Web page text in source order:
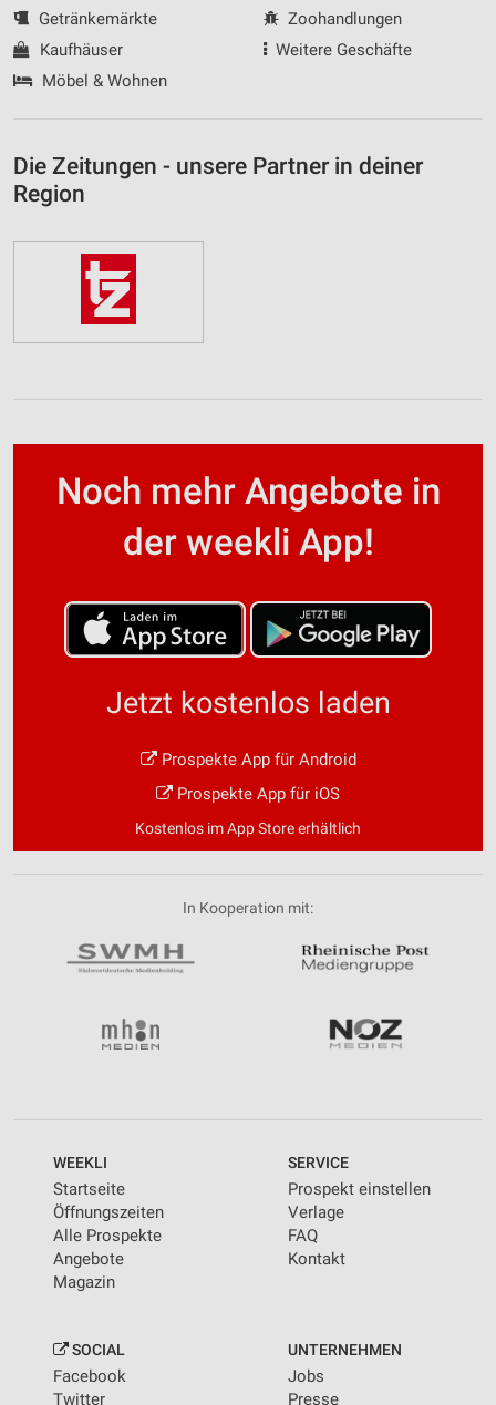
Getränkemärkte
Kaufhäuser
Möbel & Wohnen
Zoohandlungen
Weitere Geschäfte
Die Zeitungen - unsere Partner in deiner
Region
Noch mehr Angebote in
der weekli App!
Jetzt kostenlos laden
Prospekte App für Android
Prospekte App für iOS
Kostenlos im App Store erhältlich
In Kooperation mit:
WEEKLI
Startseite
Öffnungszeiten
Alle Prospekte
Angebote
Magazin
SERVICE
Prospekt einstellen
Verlage
FAQ
Kontakt
SOCIAL
Facebook
Twitter
UNTERNEHMEN
Jobs
Presse